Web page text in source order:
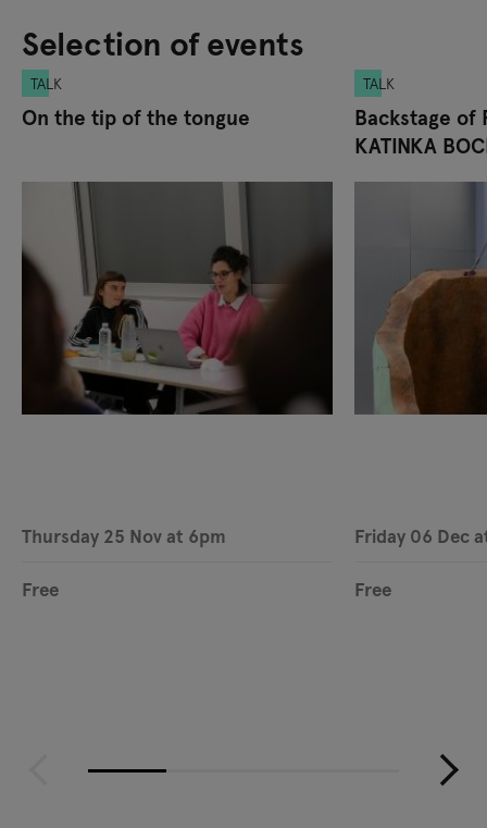
Selection of events
TALK
On the tip of the tongue
Thursday 25 Nov at 6pm
Free
TALK
Backstage of
KATINKA
Friday 06 Dec
Free